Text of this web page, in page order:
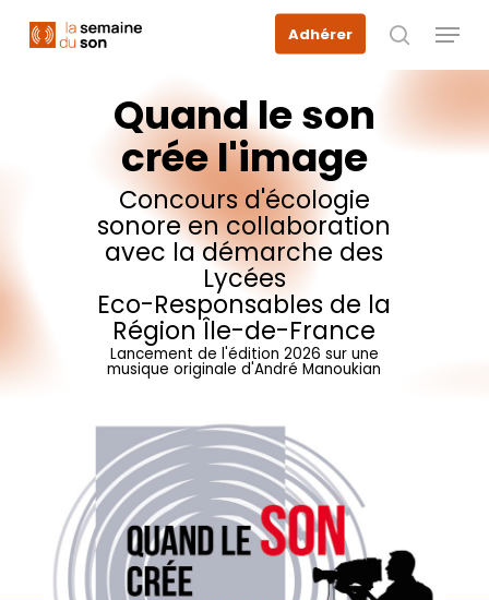
Adhérer
recherche
Menu
Quandleson
créel'image
Concours d'écologie
sonoreencollaboration
avec ladémarche des
Lycées
Eco-Responsables de la
Région Île-de-France
Lancement de l'édition 2026 sur une
musique originale d'André Manoukian